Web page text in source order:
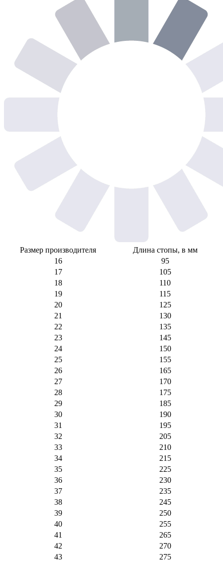
Размер производителя
Длина стопы, в мм
16
95
17
105
18
110
19
115
20
125
21
130
22
135
23
145
24
150
25
155
26
165
27
170
28
175
29
185
30
190
31
195
32
205
33
210
34
215
35
225
36
230
37
235
38
245
39
250
40
255
41
265
42
270
43
275